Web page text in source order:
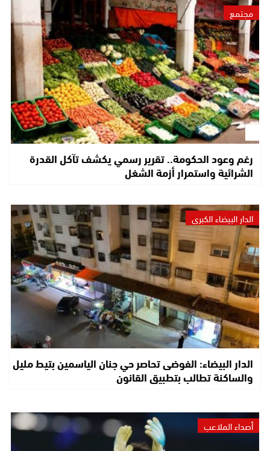
مجتمع
رغم وعود الحكومة.. تقرير رسمي يكشف تآكل القدرة
الشرائية واستمرار أزمة الشغل
الدار البيضاء الكبرى
الدار البيضاء: الفوضى تحاصر حي جنان الياسمين بتيط مليل
والساكنة تطالب بتطبيق القانون
أصداء الملاعب